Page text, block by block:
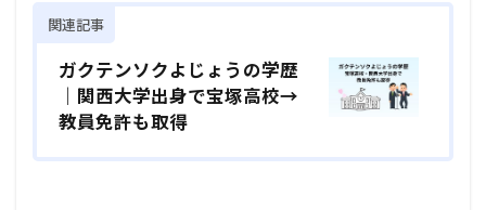
関連記事
ガクテンソクよじょうの学歴
｜関西大学出身で宝塚高校→
教員免許も取得